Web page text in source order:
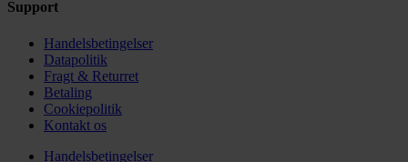
Support
Handelsbetingelser
Datapolitik
Fragt & Returret
Betaling
Cookiepolitik
Kontakt os
Handelsbetingelser